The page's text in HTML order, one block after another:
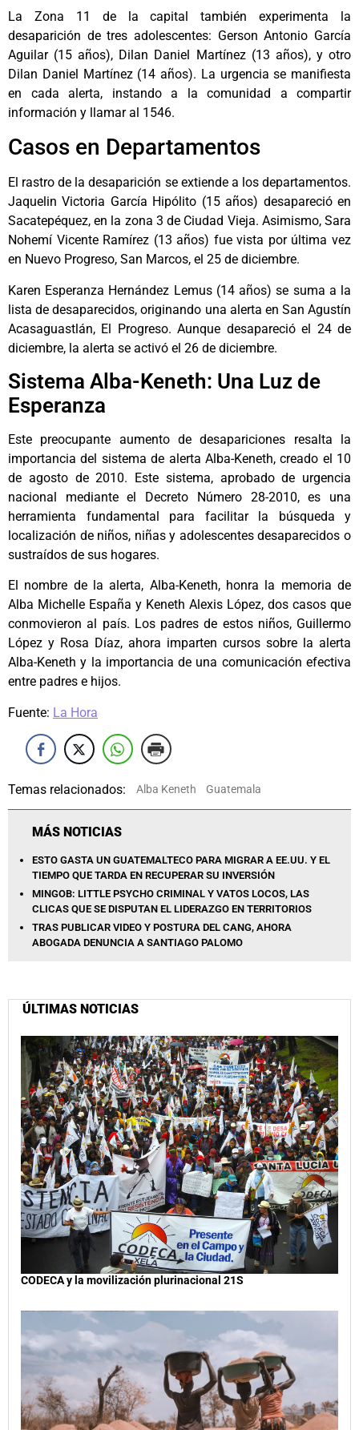
La Zona 11 de la capital también experimenta la
desaparición de tres adolescentes: Gerson Antonio García
Aguilar (15 años), Dilan Daniel Martínez (13 años), y otro
Dilan Daniel Martínez (14 años). La urgencia se manifiesta
en cada alerta, instando a la comunidad a compartir
información y llamar al 1546.
Casos en Departamentos
El rastro de la desaparición se extiende a los departamentos.
Jaquelin Victoria García Hipólito (15 años) desapareció en
Sacatepéquez, en la zona 3 de Ciudad Vieja. Asimismo, Sara
Nohemí Vicente Ramírez (13 años) fue vista por última vez
en Nuevo Progreso, San Marcos, el 25 de diciembre.
Karen Esperanza Hernández Lemus (14 años) se suma a la
lista de desaparecidos, originando una alerta en San Agustín
Acasaguastlán, El Progreso. Aunque desapareció el 24 de
diciembre, la alerta se activó el 26 de diciembre.
Sistema Alba-Keneth: Una Luz de
Esperanza
Este preocupante aumento de desapariciones resalta la
importancia del sistema de alerta Alba-Keneth, creado el 10
de agosto de 2010. Este sistema, aprobado de urgencia
nacional mediante el Decreto Número 28-2010, es una
herramienta fundamental para facilitar la búsqueda y
localización de niños, niñas y adolescentes desaparecidos o
sustraídos de sus hogares.
El nombre de la alerta, Alba-Keneth, honra la memoria de
Alba Michelle España y Keneth Alexis López, dos casos que
conmovieron al país. Los padres de estos niños, Guillermo
López y Rosa Díaz, ahora imparten cursos sobre la alerta
Alba-Keneth y la importancia de una comunicación efectiva
entre padres e hijos.
Fuente: La Hora
Temas relacionados: Alba Keneth Guatemala
MÁS NOTICIAS
ESTO GASTA UN GUATEMALTECO PARA MIGRAR A EE.UU. Y EL
TIEMPO QUE TARDA EN RECUPERAR SU INVERSIÓN
MINGOB: LITTLE PSYCHO CRIMINAL Y VATOS LOCOS, LAS
CLICAS QUE SE DISPUTAN EL LIDERAZGO EN TERRITORIOS
TRAS PUBLICAR VIDEO Y POSTURA DEL CANG, AHORA
ABOGADA DENUNCIA A SANTIAGO PALOMO
ÚLTIMAS NOTICIAS
CODECA y la movilización plurinacional 21S